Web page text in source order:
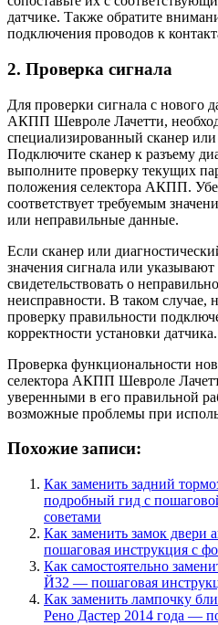
датчике. Также обратите
подключения проводов к
2. Проверка сигнала
Для проверки сигнала с нового
АКПП Шевроле Лачетти,
специализированный сканер
Подключите сканер к разъему
выполните проверку текущих
положения селектора АКПП.
соответствует требуемым
или неправильные данные.
Если сканер или
значения сигнала или
свидетельствовать о
неисправности. В таком случае,
проверку правильности
корректности установки датчика.
Проверка функциональности
селектора АКПП Шевроле
уверенными в его правильной
возможные проблемы при
Похожие записи:
Как заменить задний
подробный гид с
советами
Как заменить замок
пошаговая инструкция с
Как самостоятельно
Й32 — пошаговая
Как заменить лампочку
Рено Дастер 2014 года —